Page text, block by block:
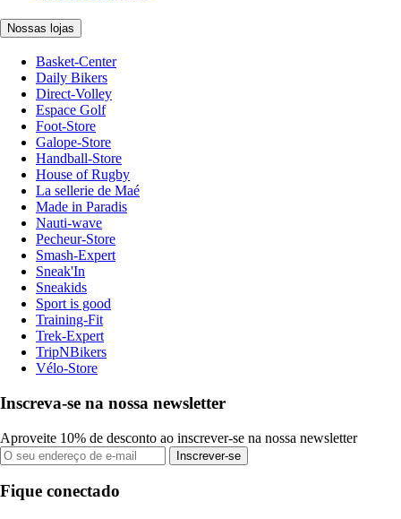
Nossas lojas
Basket-Center
Daily Bikers
Direct-Volley
Espace Golf
Foot-Store
Galope-Store
Handball-Store
House of Rugby
La sellerie de Maé
Made in Paradis
Nauti-wave
Pecheur-Store
Smash-Expert
Sneak'In
Sneakids
Sport is good
Training-Fit
Trek-Expert
TripNBikers
Vélo-Store
Inscreva-se na nossa newsletter
Aproveite 10% de desconto ao inscrever-se na nossa newsletter
Inscrever-se
Fique conectado